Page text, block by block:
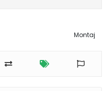
Montaj